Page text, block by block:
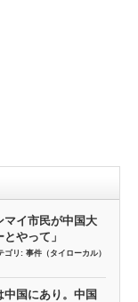
マイ市民が中国大
やって」
ゴリ: 事件（タイローカル）
中国にあり。中国